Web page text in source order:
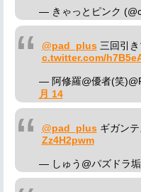
— きゃっとピンク
@pad_plus三回引き
c.twitter.com/
— 阿修羅@優者(笑
月 14
@pad_plusギガンテ
Zz4H2pwm
— しゅう@パズドラ